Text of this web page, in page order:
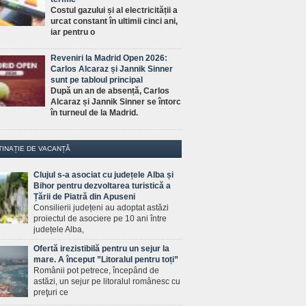
Costul gazului și al electricității a
urcat constant în ultimii cinci ani,
iar pentru o
Reveniri la Madrid Open 2026:
Carlos Alcaraz și Jannik Sinner
sunt pe tabloul principal
După un an de absență, Carlos
Alcaraz și Jannik Sinner se întorc
în turneul de la Madrid.
DE VACANȚĂ
Clujul s-a asociat cu județele Alba și
Bihor pentru dezvoltarea turistică a
Țării de Piatră din Apuseni
Consilierii județeni au adoptat astăzi
proiectul de asociere pe 10 ani între
județele Alba,
Ofertă irezistibilă pentru un sejur la
mare. A început ”Litoralul pentru toți”
Românii pot petrece, începând de
astăzi, un sejur pe litoralul românesc cu
preţuri ce